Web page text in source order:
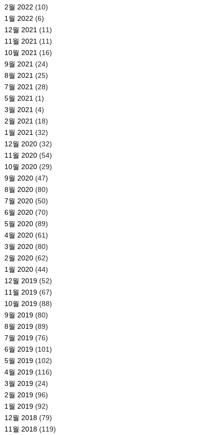
2월 2022 (10)
1월 2022 (6)
12월 2021 (11)
11월 2021 (11)
10월 2021 (16)
9월 2021 (24)
8월 2021 (25)
7월 2021 (28)
5월 2021 (1)
3월 2021 (4)
2월 2021 (18)
1월 2021 (32)
12월 2020(32)
11월 2020(54)
10월 2020(29)
9월 2020(47)
8월 2020(80)
7월 2020(50)
6월 2020(70)
5월 2020(89)
4월 2020(61)
3월 2020(80)
2월 2020(62)
1월 2020(44)
12월 2019(52)
11월 2019(67)
10월 2019(88)
9월 2019(80)
8월 2019(89)
7월 2019(76)
6월 2019(101)
5월 2019(102)
4월 2019(116)
3월 2019(24)
2월 2019(96)
1월 2019(92)
12월 2018(79)
11월 2018(119)